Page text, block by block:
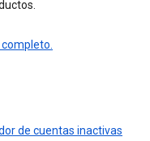
de cuentas inactivas